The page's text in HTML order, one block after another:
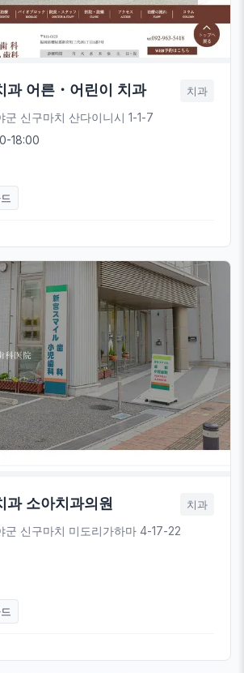
과 어른・어린이 치과 치과
군 신구마치 산다이니시 1-1-7
18:00
과 소아치과의원 치과
군 신구마치 미도리가하마 4-17-22